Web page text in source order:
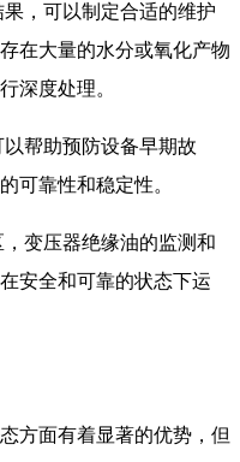
，可以制定合适的维护
在大量的水分或氧化产物
深度处理。
帮助预防设备早期故
可靠性和稳定性。
变压器绝缘油的监测和
安全和可靠的状态下运
方面有着显著的优势，但